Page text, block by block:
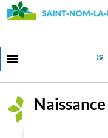
Services et démarches
Naissance
Naissance